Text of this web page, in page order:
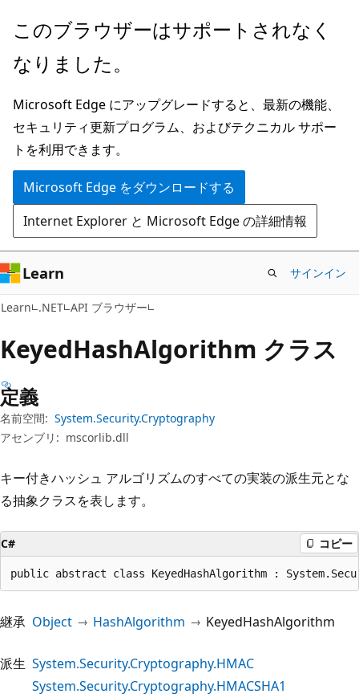
メ
ン
ン
テ
ン
ツ
に
ス
キ
ッ
プ
ペ
ジ
ナ
ビ
ゲ
ー
シ
ョ
ン
に
ス
キ
ッ
プ
このブラウザーはサポートされなく
なりました。
Microsoft Edge にアップグレードすると、最新の機能、
セキュリティ更新プログラム、およびテクニカル サポー
トを利用できます。
Microsoft Edge をダウンロードする
Internet Explorer と Microsoft Edge の詳細情報
Learn サインイン
Learn .NET API ブラウザー
KeyedHashAlgorithm クラス
定義
名前空間: System.Security.Cryptography
アセンブリ: mscorlib.dll
キー付きハッシュ アルゴリズムのすべての実装の派生元とな
る抽象クラスを表します。
C# コピー
public abstract class KeyedHashAlgorithm :
継承 Object HashAlgorithm KeyedHashAlgorithm
派生 System.Security.Cryptography.HMAC
System.Security.Cryptography.HMACSHA1